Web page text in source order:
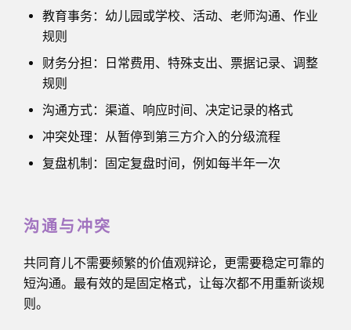
教育事务：幼儿园或学校、活动、老师沟通、作业
规则
财务分担：日常费用、特殊支出、票据记录、调整
规则
沟通方式：渠道、响应时间、决定记录的格式
冲突处理：从暂停到第三方介入的分级流程
复盘机制：固定复盘时间，例如每半年一次
沟通与冲突
共同育儿不需要频繁的价值观辩论，更需要稳定可靠的
短沟通。最有效的是固定格式，让每次都不用重新谈规
则。